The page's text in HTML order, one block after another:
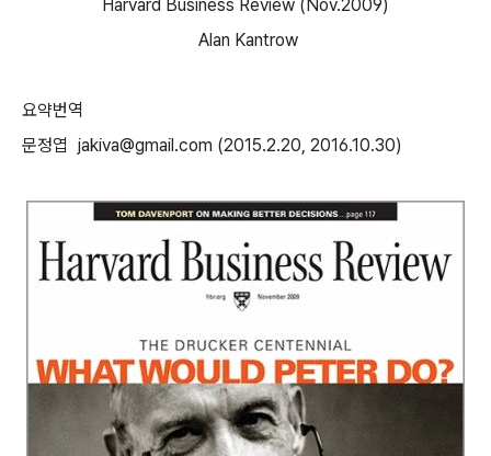
Harvard Business Review (Nov.2009)
Alan Kantrow
요약번역
문정엽 jakiva@gmail.com (2015.2.20, 2016.10.30)